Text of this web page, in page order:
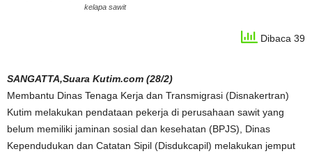
kelapa sawit
Dibaca 39
SANGATTA,Suara Kutim.com (28/2)
Membantu Dinas Tenaga Kerja dan Transmigrasi (Disnakertran)
Kutim melakukan pendataan pekerja di perusahaan sawit yang
belum memiliki jaminan sosial dan kesehatan (BPJS), Dinas
Kependudukan dan Catatan Sipil (Disdukcapil) melakukan jemput